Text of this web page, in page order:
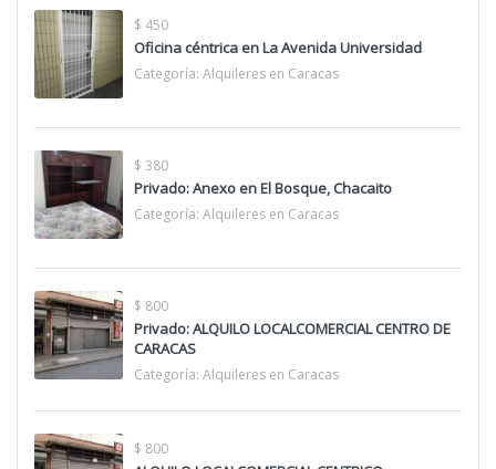
$ 450
Oficina céntrica en La Avenida Universidad
Categoría: Alquileres en Caracas
$ 380
Privado: Anexo en El Bosque, Chacaito
Categoría: Alquileres en Caracas
$ 800
Privado: ALQUILO LOCALCOMERCIAL CENTRO DE
CARACAS
Categoría: Alquileres en Caracas
$ 800